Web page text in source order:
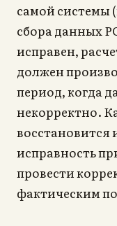
самой системы
сбора данных
исправен,
должен
период, когда
некорректно.
восстановится
исправность
провести
фактическим